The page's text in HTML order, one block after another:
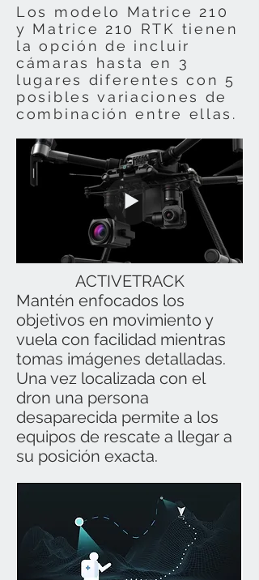
Los modelo Matrice 210
y Matrice 210 RTK tienen
la opción de incluir
cámaras hasta en 3
lugares diferentes con 5
posibles variaciones de
combinación entre ellas.
ACTIVETRACK
Mantén enfocados los
objetivos en movimiento y
vuela con facilidad mientras
tomas imágenes detalladas.
Una vez localizada con el
dron una persona
desaparecida permite a los
equipos de rescate a llegar a
su posición exacta.